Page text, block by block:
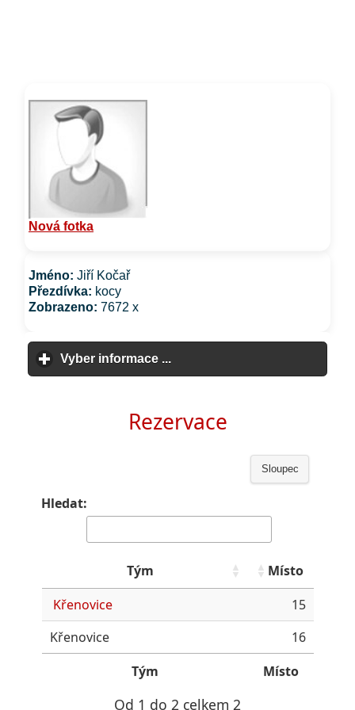
Nová fotka
Jméno: Jiří Kočař
Přezdívka: kocy
Zobrazeno: 7672 x
Vyber informace ...click to expand contents
Rezervace
Sloupec
Hledat:
Tým
Místo
Křenovice
15
Křenovice
16
Tým
Místo
Od 1 do 2 celkem 2